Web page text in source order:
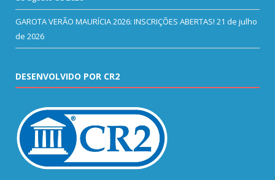
GAROTA VERÃO MAURÍCIA 2026: INSCRIÇÕES ABERTAS! 21 de julho
de 2026
DESENVOLVIDO POR CR2